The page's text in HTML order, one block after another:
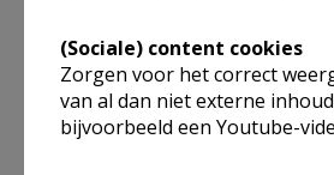
(Sociale) content cookies
Zorgen voor het correct
van al dan niet externe
bijvoorbeeld een Youtube-